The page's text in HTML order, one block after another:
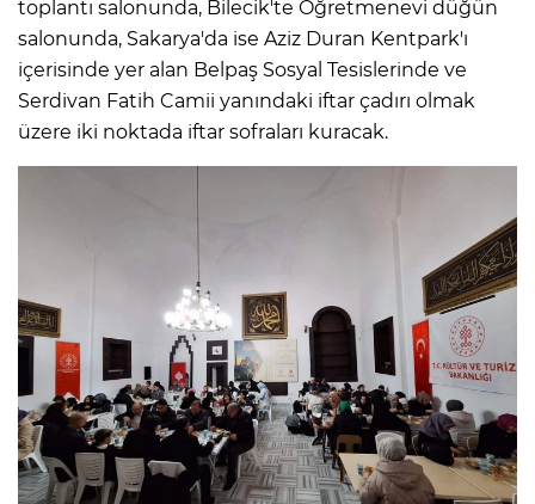
toplantı salonunda, Bilecik'te Öğretmenevi düğün
salonunda, Sakarya'da ise Aziz Duran Kentpark'ı
içerisinde yer alan Belpaş Sosyal Tesislerinde ve
Serdivan Fatih Camii yanındaki iftar çadırı olmak
üzere iki noktada iftar sofraları kuracak.